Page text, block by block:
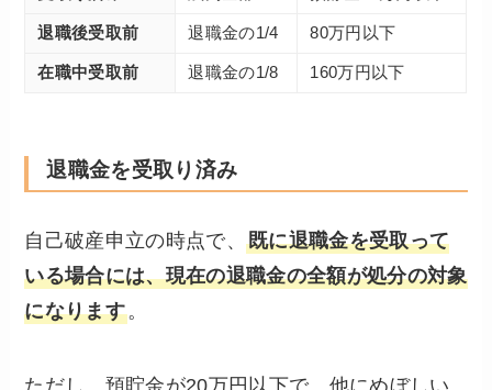
退職後受取前 退職金の1/4 80万円以下
在職中受取前 退職金の1/8 160万円以下
退職金を受取り済み
自己破産申立の時点で、 既に退職金を受取って
いる場合には、現在の退職金の全額が処分の対象
になります。
ただし、預貯金が20万円以下で、他にめぼしい